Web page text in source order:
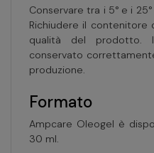
Conservare tra i 5° e i
Richiudere il contenitore
qualità del prodotto.
conservato
produzione.
Formato
Ampcare Oleogel è
30 ml.